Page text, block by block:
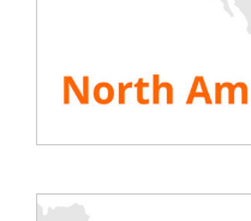
Livraison sur site